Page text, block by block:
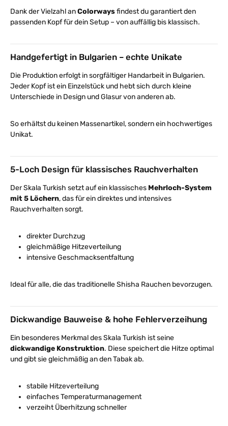
Dank der Vielzahl anColorwaysfindest du garantiert den
passenden Kopf für dein Setup – von auffällig bis klassisch.
Handgefertigt in Bulgarien – echte Unikate
Die Produktion erfolgt in sorgfältiger Handarbeit in Bulgarien.
Jeder Kopf ist ein Einzelstück und hebt sich durch kleine
Unterschiede in Design und Glasur von anderen ab.
So erhältst du keinen Massenartikel, sondern ein hochwertiges
Unikat.
5-Loch Design für klassisches Rauchverhalten
Der Skala Turkish setzt auf ein klassisches Mehrloch-System
mit 5 Löchern, das für ein direktes und intensives
Rauchverhalten sorgt.
direkter Durchzug
gleichmäßige Hitzeverteilung
intensive Geschmacksentfaltung
Ideal für alle, die das traditionelle Shisha Rauchen bevorzugen.
Dickwandige Bauweise & hohe Fehlerverzeihung
Ein besonderes Merkmal des Skala Turkish ist seine
dickwandige Konstruktion. Diese speichert die Hitze optimal
und gibt sie gleichmäßig an den Tabak ab.
stabile Hitzeverteilung
einfaches Temperaturmanagement
verzeiht Überhitzung schneller